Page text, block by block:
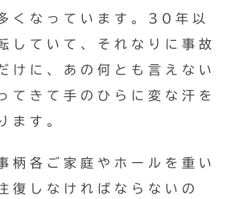
くなっています。30年以
していて、それなりに事故
けに、あの何とも言えない
てきて手のひらに変な汗を
ます。
柄各ご家庭やホールを重い
復しなければならないの